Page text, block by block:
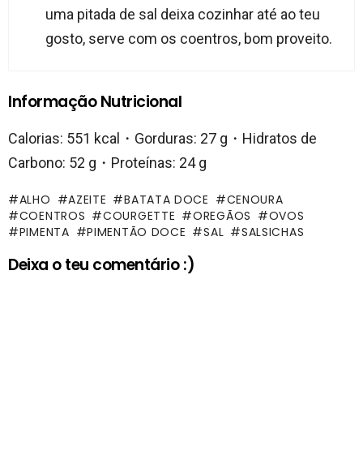
uma pitada de sal deixa cozinhar até ao teu
gosto, serve com os coentros, bom proveito.
Informação Nutricional
Calorias: 551 kcal・Gorduras: 27 g・Hidratos de
Carbono: 52 g・Proteínas: 24 g
ALHO AZEITE BATATA DOCE
CENOURA
COENTROS
COURGETTE OREGÃOS
OVOS
PIMENTA
PIMENTÃO DOCE SAL SALSICHAS
Deixa o teu comentário :)